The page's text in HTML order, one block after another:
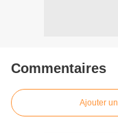
Commentaires
Ajouter